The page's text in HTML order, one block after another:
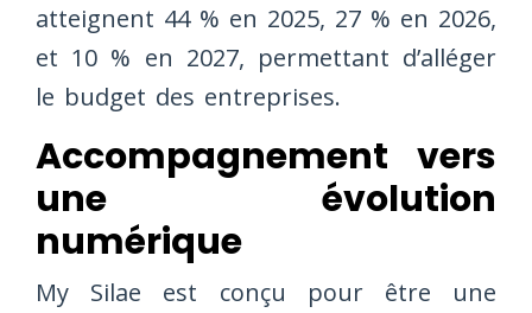
atteignent 44 % en 2025, 27 % en 2026,
et 10 % en 2027, permettant d’alléger
le budget des entreprises.
Accompagnement vers
une évolution
numérique
My Silae est conçu pour être une